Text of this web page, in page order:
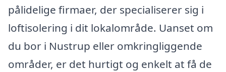
pålidelige firmaer, der specialiserer sig i
loftisolering i dit lokalområde. Uanset om
du bor i Nustrup eller omkringliggende
områder, er det hurtigt og enkelt at få de